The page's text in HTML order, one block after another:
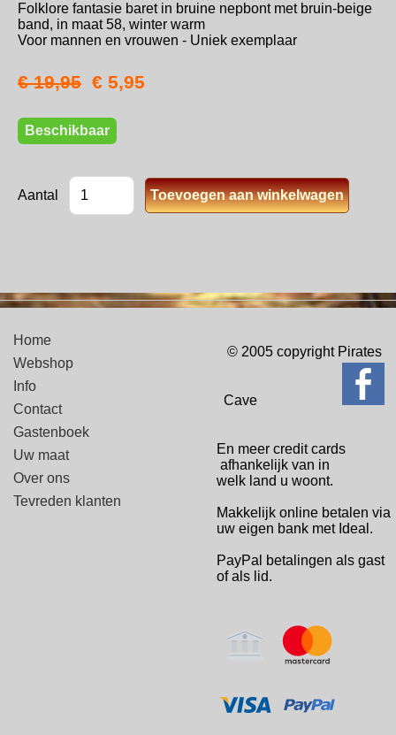
Folklore fantasie baret in bruine nepbont met bruin-beige
band, in maat 58, winter warm
Voor mannen en vrouwen - Uniek exemplaar
€ 19,95 € 5,95
Beschikbaar
Aantal
Home
Webshop
Info
Contact
Gastenboek
Uw maat
Over ons
Tevreden klanten
© 2005 copyright Pirates
Cave
En meer credit cards
afhankelijk van in
welk land u woont.
Makkelijk online betalen via
uw eigen bank met Ideal.
PayPal betalingen als gast
of als lid.